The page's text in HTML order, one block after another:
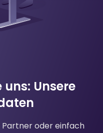
uns: Unsere
Partner oder einfach